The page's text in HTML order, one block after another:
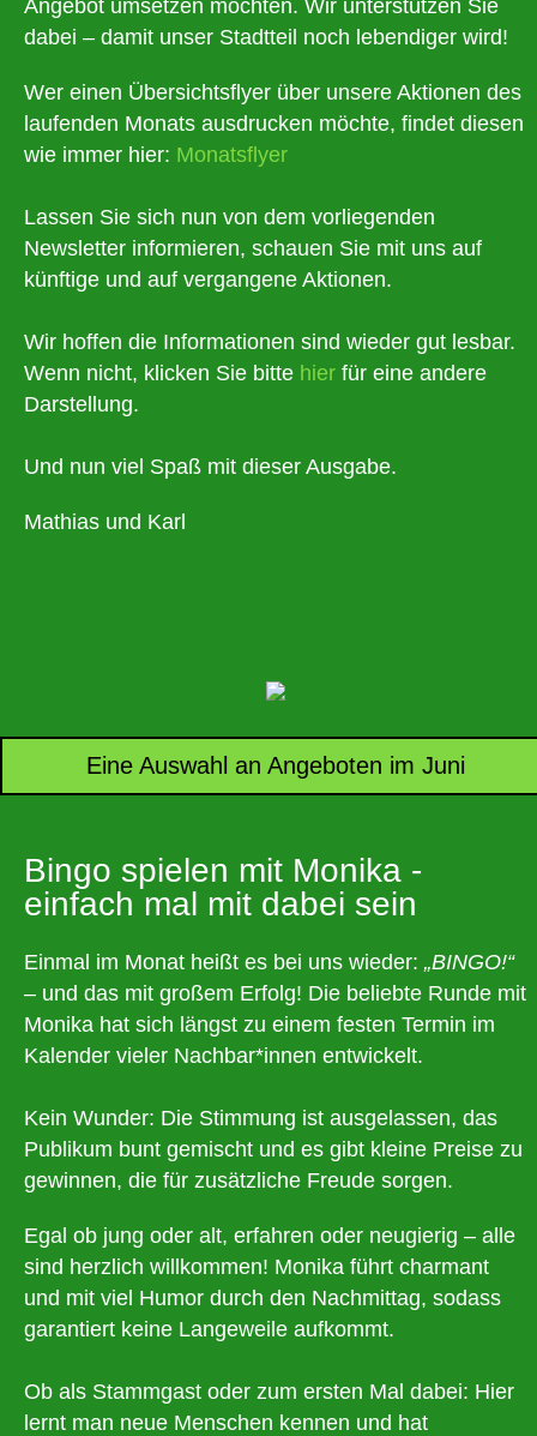
Angebot umsetzen möchten. Wir unterstützen Sie
dabei – damit unser Stadtteil noch lebendiger wird!
Wer einen Übersichtsflyer über unsere Aktionen des
laufenden Monats ausdrucken möchte, findet diesen
wie immer hier: Monatsflyer
Lassen Sie sich nun von dem vorliegenden
Newsletter informieren, schauen Sie mit uns auf
künftige und auf vergangene Aktionen.
Wir hoffen die Informationen sind wieder gut lesbar.
Wenn nicht, klicken Sie bitte hier für eine andere
Darstellung.
Und nun viel Spaß mit dieser Ausgabe.
Mathias und Karl
Eine Auswahl an Angeboten im Juni
Bingo spielen mit Monika -
einfach mal mit dabei sein
Einmal im Monat heißt es bei uns wieder: „BINGO!“
– und das mit großem Erfolg! Die beliebte Runde mit
Monika hat sich längst zu einem festen Termin im
Kalender vieler Nachbar*innen entwickelt.
Kein Wunder: Die Stimmung ist ausgelassen, das
Publikum bunt gemischt und es gibt kleine Preise zu
gewinnen, die für zusätzliche Freude sorgen.
Egal ob jung oder alt, erfahren oder neugierig – alle
sind herzlich willkommen! Monika führt charmant
und mit viel Humor durch den Nachmittag, sodass
garantiert keine Langeweile aufkommt.
Ob als Stammgast oder zum ersten Mal dabei: Hier
lernt man neue Menschen kennen und hat